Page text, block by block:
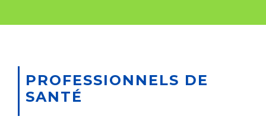
PROFESSIONNELS DE
SANTÉ